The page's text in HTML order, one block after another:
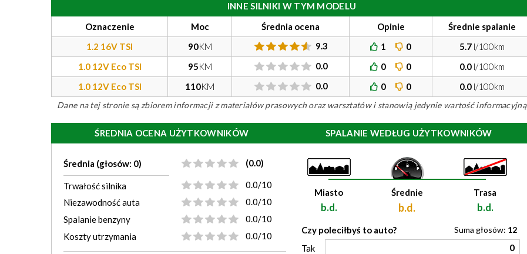
INNE SILNIKI W TYM MODELU
Oznaczenie
Moc Średnia ocena Opinie
Średnie spalanie
1.2 16V TSI
90KM 9.3 1 0 5.7 l/100km
1.0 12V Eco TSI
95KM 0.0 0 0 0.0 l/100km
1.0 12V Eco TSI
110KM 0.0 0 0 0.0 l/100km
Dane na tej stronie są zbiorem informacji z materiałów prasowych oraz warsztatów i stanowią jedynie wartość informacyjną
ŚREDNIA OCENA UŻYTKOWNIKÓW
Średnia (głosów: 0) (0.0)
Trwałość silnika
0.0/10
Niezawodność auta
0.0/10
Spalanie benzyny
0.0/10
Koszty utrzymania
0.0/10
SPALANIE WEDŁUG UŻYTKOWNIKÓW
Miasto
b.d.
Średnie
b.d.
Trasa
b.d.
Czy poleciłbyś to auto? Suma głosów: 12
Tak 0